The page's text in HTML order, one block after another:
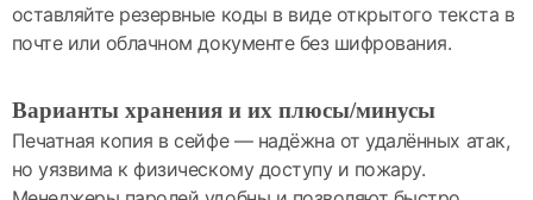
оставляйте резервные коды в виде открытого текста в
почте или облачном документе без шифрования.
Варианты хранения и их плюсы/минусы
Печатная копия в сейфе — надёжна от удалённых атак,
но уязвима к физическому доступу и пожару.